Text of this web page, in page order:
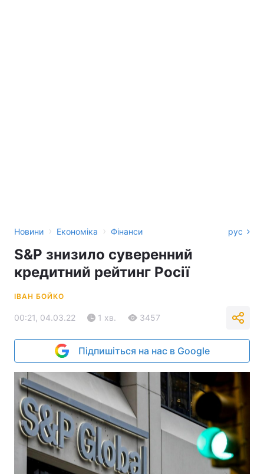
Новини › Економіка › Фінанси рус
S&P знизило суверенний
кредитний рейтинг Росії
ІВАН БОЙКО
00:21, 04.03.22 1 хв. 3457
Підпишіться на нас в Google